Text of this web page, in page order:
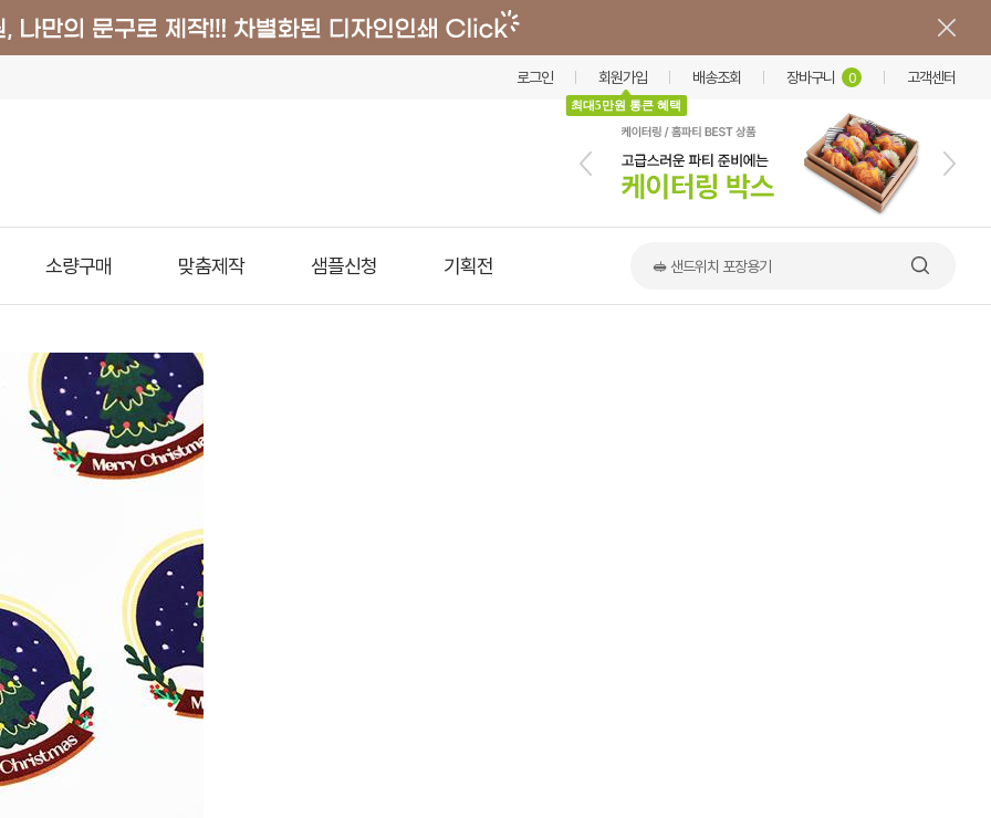
로그인 회원가입
최대5만원 통큰 혜택
배송조회 장바구니 0 고객센터
소량구매 맞춤제작 샘플신청 기획전 📢 한상·옹기 출시